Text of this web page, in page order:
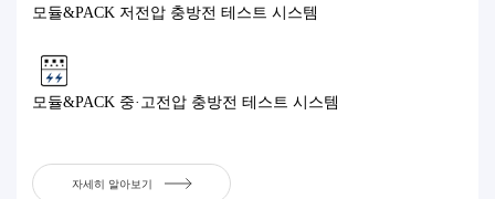
모듈&PACK 저전압 충방전 테스트 시스템
모듈&PACK 중·고전압 충방전 테스트 시스템
자세히 알아보기